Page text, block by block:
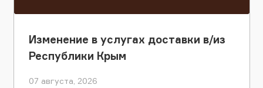
Изменение в услугах доставки в/из
Республики Крым
07 августа, 2026